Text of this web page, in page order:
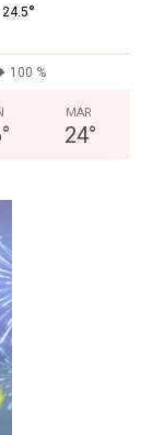
24.5°
100 %
°
MAR
24°